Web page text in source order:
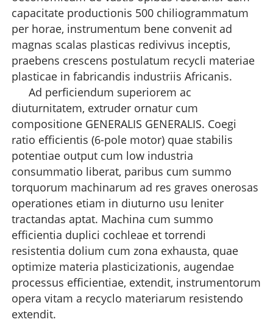
capacitate productionis 500 chiliogrammatum
per horae, instrumentum bene convenit ad
magnas scalas plasticas redivivus inceptis,
praebens crescens postulatum recycli materiae
plasticae in fabricandis industriis Africanis.
Ad perficiendum superiorem ac
diuturnitatem, extruder ornatur cum
compositione GENERALIS GENERALIS. Coegi
ratio efficientis (6-pole motor) quae stabilis
potentiae output cum low industria
consummatio liberat, paribus cum summo
torquorum machinarum ad res graves onerosas
operationes etiam in diuturno usu leniter
tractandas aptat. Machina cum summo
efficientia duplici cochleae et torrendi
resistentia dolium cum zona exhausta, quae
optimize materia plasticizationis, augendae
processus efficientiae, extendit, instrumentorum
opera vitam a recyclo materiarum resistendo
extendit.